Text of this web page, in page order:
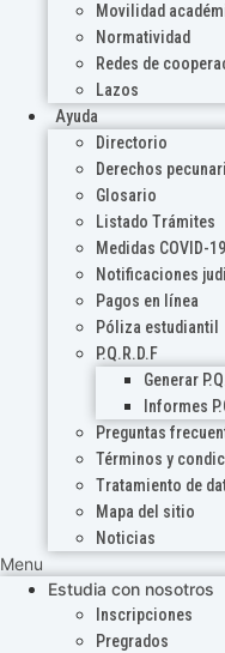
Movilidad
Normatividad
Redes de
Lazos
Ayuda
Directorio
Derechos
Glosario
Listado Trámites
Medidas COVID-19
Notificaciones
Pagos en línea
Póliza estudiantil
P.Q.R.D.F
Generar
Informes
Preguntas
Términos y
Tratamiento de
Mapa del sitio
Noticias
Menu
Estudia con nosotros
Inscripciones
Pregrados